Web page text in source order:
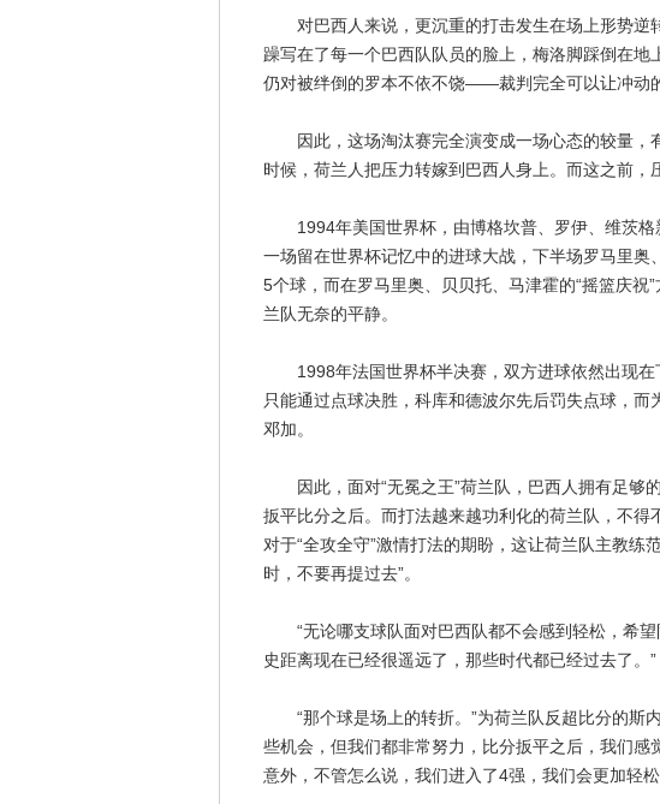
对巴西人来说，更沉重的打击发生在场上形势逆
躁写在了每一个巴西队队员的脸上，梅洛脚踩倒在
仍对被绊倒的罗本不依不饶——裁判完全可以让冲动
因此，这场淘汰赛完全演变成一场心态的较量，
时候，荷兰人把压力转嫁到巴西人身上。而这之前，
1994年美国世界杯，由博格坎普、罗伊、维茨格
一场留在世界杯记忆中的进球大战，下半场罗马里奥
5个球，而在罗马里奥、贝贝托、马津霍的“摇篮庆祝
兰队无奈的平静。
1998年法国世界杯半决赛，双方进球依然出现在
只能通过点球决胜，科库和德波尔先后罚失点球，
邓加。
因此，面对“无冕之王”荷兰队，巴西人拥有足够
扳平比分之后。而打法越来越功利化的荷兰队，不
对于“全攻全守”激情打法的期盼，这让荷兰队主教练
时，不要再提过去”。
“无论哪支球队面对巴西队都不会感到轻松，希望
史距离现在已经很遥远了，那些时代都已经过去了。”
“那个球是场上的转折。”为荷兰队反超比分的斯
些机会，但我们都非常努力，比分扳平之后，我们
意外，不管怎么说，我们进入了4强，我们会更加轻